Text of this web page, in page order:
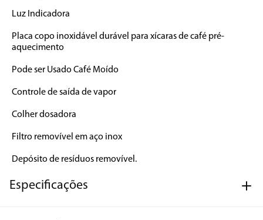
Luz Indicadora
Placa copo inoxidável durável para xícaras de café pré-
aquecimento
Pode ser Usado Café Moído
Controle de saída de vapor
Colher dosadora
Filtro removível em aço inox
Depósito de resíduos removível.
Especificações